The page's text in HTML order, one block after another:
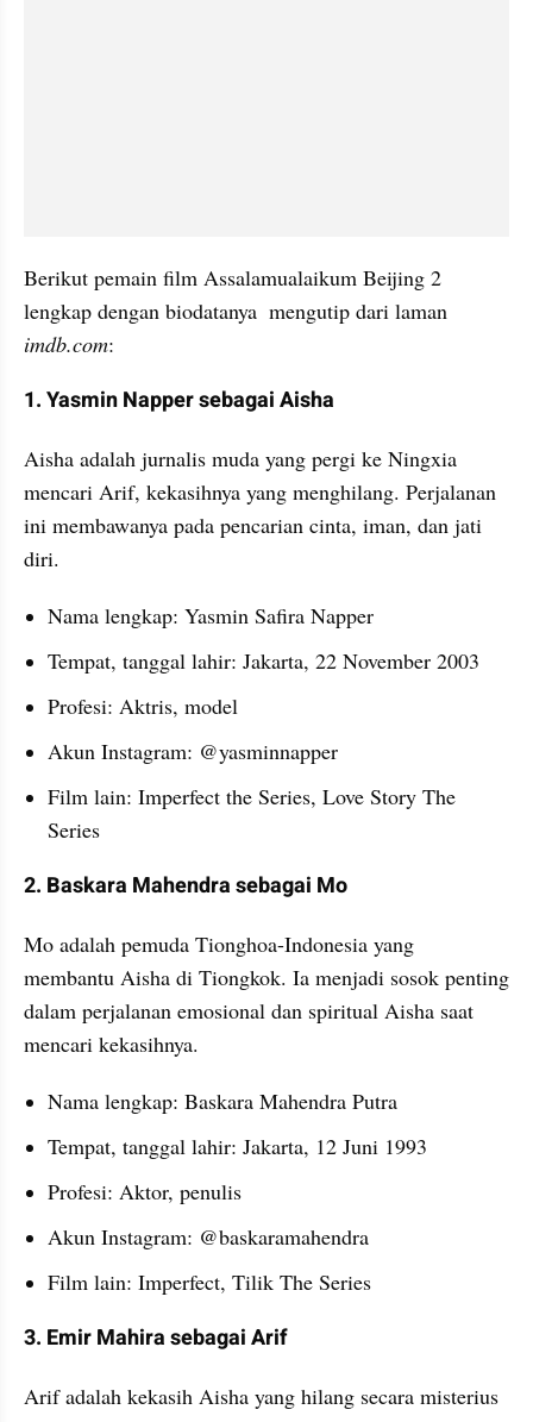
Berikut pemain film Assalamualaikum Beijing 2
imdb.com:
1. Yasmin Napper sebagai Aisha
Aisha adalah jurnalis muda yang pergi ke Ningxia
mencari Arif, kekasihnya yang menghilang. Perjalanan
ini membawanya pada pencarian cinta, iman, dan jati
diri.
Nama lengkap: Yasmin Safira Napper
Tempat, tanggal lahir: Jakarta, 22 November 2003
Profesi: Aktris, model
Akun Instagram: @yasminnapper
Film lain: Imperfect the Series, Love Story The
Series
2. Baskara Mahendra sebagai Mo
Mo adalah pemuda Tionghoa-Indonesia yang
membantu Aisha di Tiongkok. Ia menjadi sosok penting
dalam perjalanan emosional dan spiritual Aisha saat
mencari kekasihnya.
Nama lengkap: Baskara Mahendra Putra
Tempat, tanggal lahir: Jakarta, 12 Juni 1993
Profesi: Aktor, penulis
Akun Instagram: @baskaramahendra
Film lain: Imperfect, Tilik The Series
3. Emir Mahira sebagai Arif
Arif adalah kekasih Aisha yang hilang secara misterius